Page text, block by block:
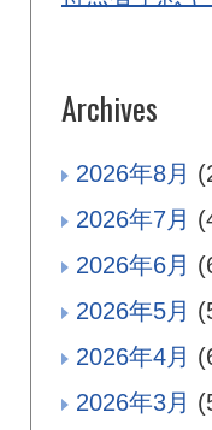
Archives
2026年8月
2026年7月
2026年6月
2026年5月
2026年4月
2026年3月